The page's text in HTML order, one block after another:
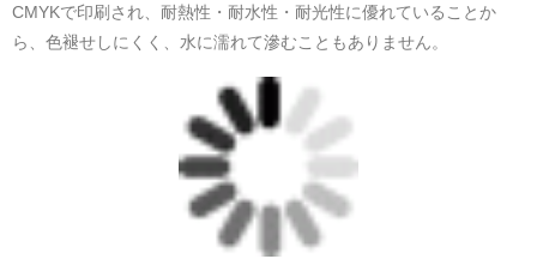
CMYKで印刷され、耐熱性・耐水性・耐光性に優れていることか
ら、色褪せしにくく、水に濡れて滲むこともありません。